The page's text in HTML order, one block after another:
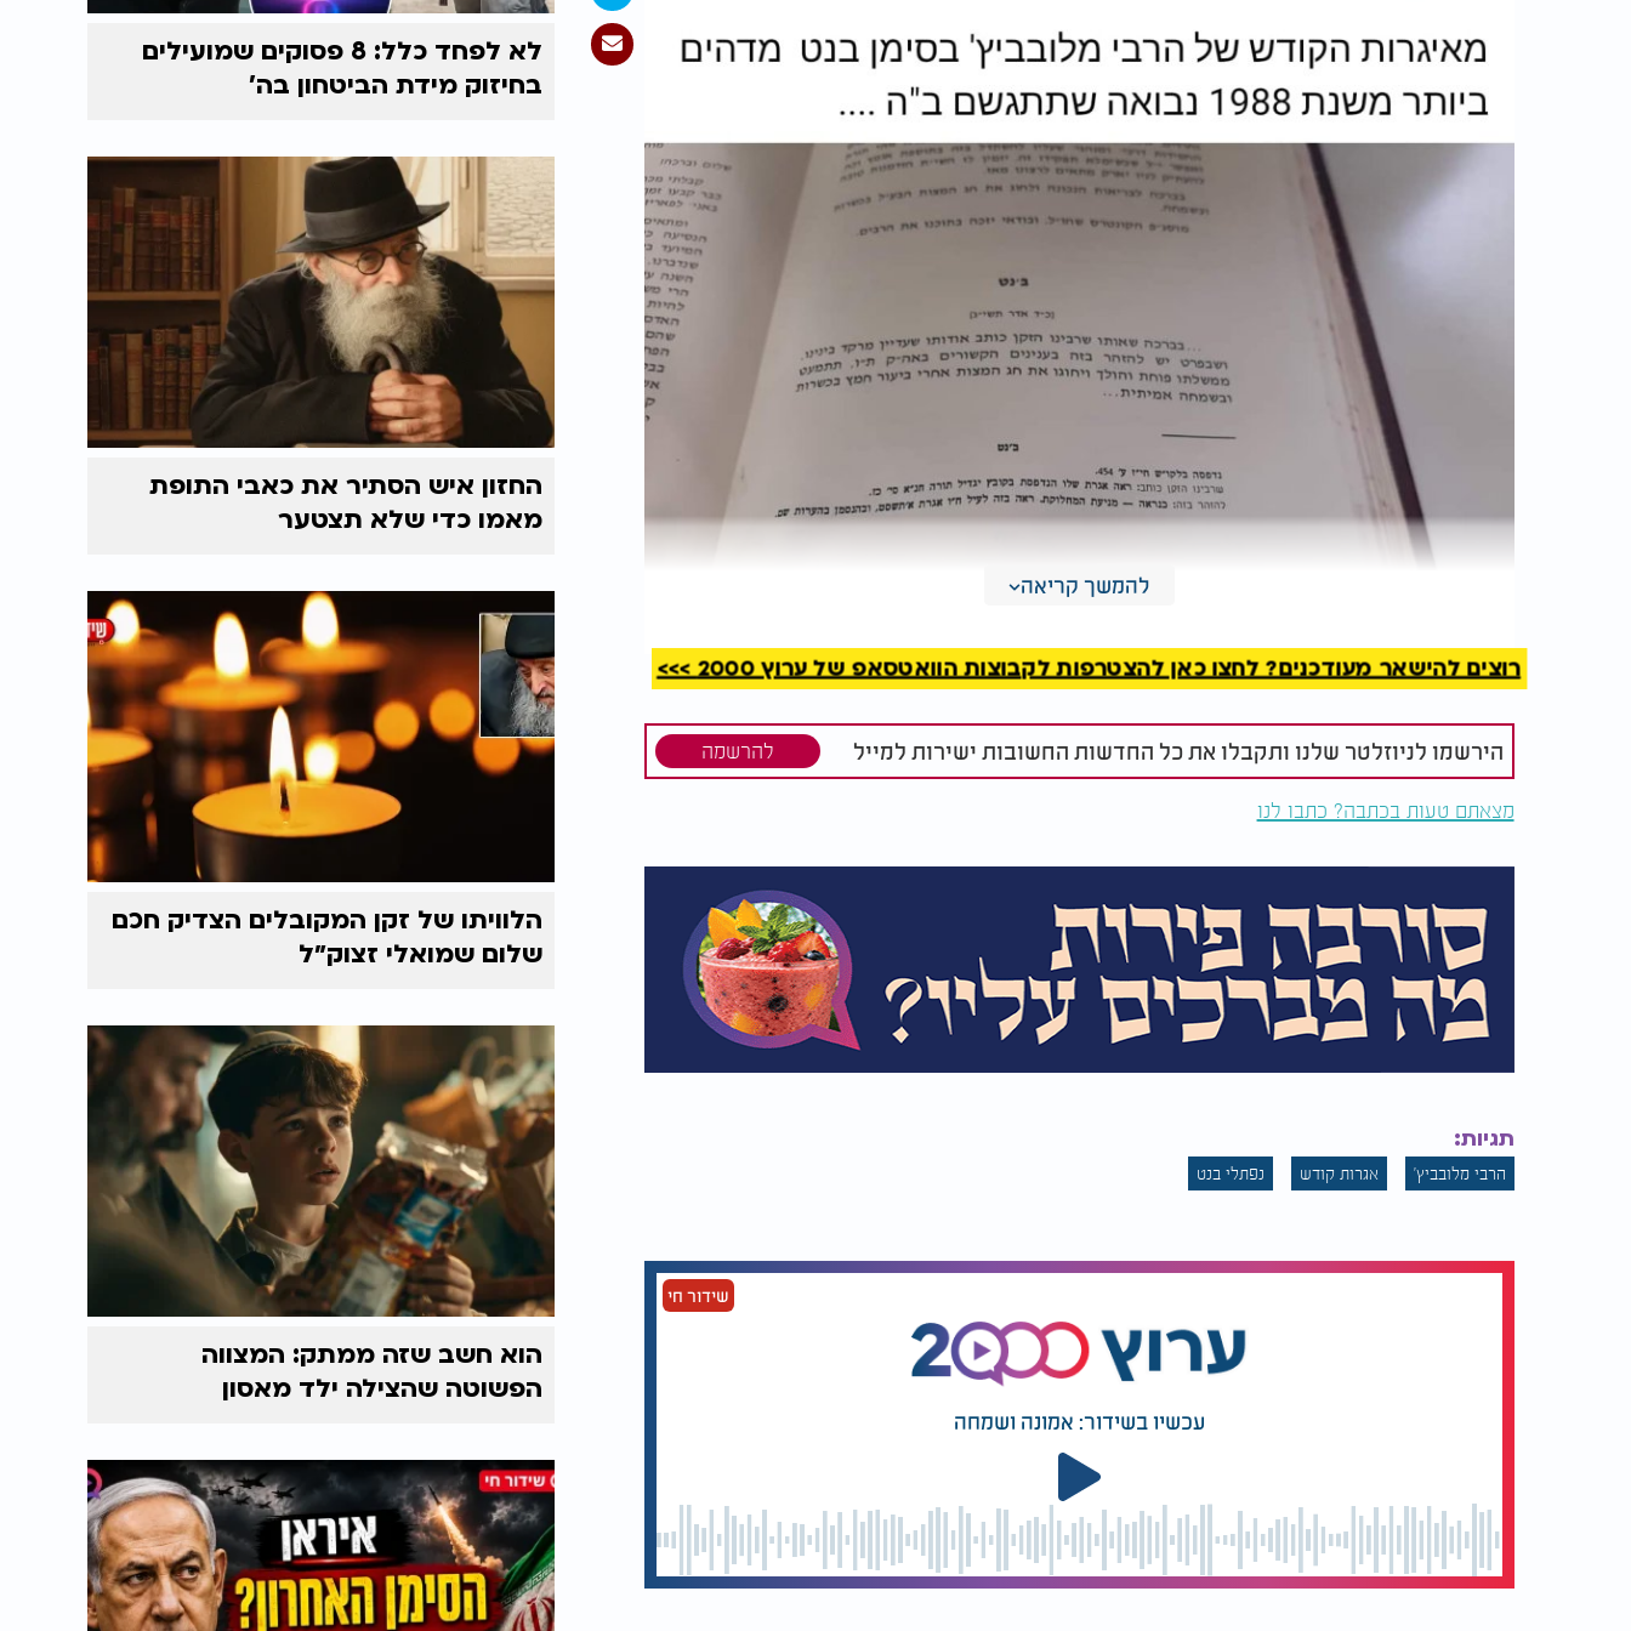
המלצות נוספות
מרן הרב עובדיה יוסף
איך נכון ללמד את
בבוקר מתקפת שמחת
להמשך קריאה
רוצים להישאר מעודכנים? לחצו כאן להצטרפות לקבוצות הוואטסאפ של ערוץ 2000 >>>
הירשמו לניוזלטר שלנו ותקבלו את כל החדשות החשובות ישירות למייל להרשמה
מצאתם טעות בכתבה? כתבו לנו
תגיות:
הרבי מלובביץ' אגרות קודש נפתלי בנט
שידור חי
עכשיו בשידור: אמונה ושמחה
לא לפחד כלל: 8 פסוקים שמועילים
בחיזוק מידת הביטחון בה'
החזון איש הסתיר את כאבי התופת
מאמו כדי שלא תצטער
הלוויתו של זקן המקובלים הצדיק חכם
שלום שמואלי זצוק״ל
הוא חשב שזה ממתק: המצווה
הפשוטה שהצילה ילד מאסון